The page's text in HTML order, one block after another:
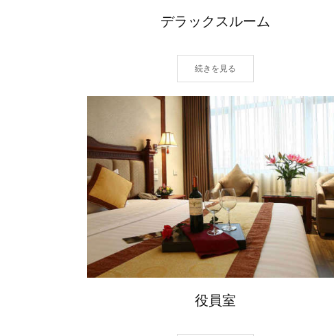
デラックスルーム
続きを見る
役員室